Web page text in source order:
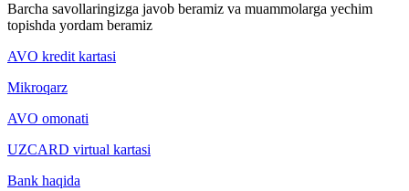
Barcha savollaringizga javob beramiz va muammolarga yechim
topishda yordam beramiz
AVO kredit kartasi
Mikroqarz
AVO omonati
UZCARD virtual kartasi
Bank haqida